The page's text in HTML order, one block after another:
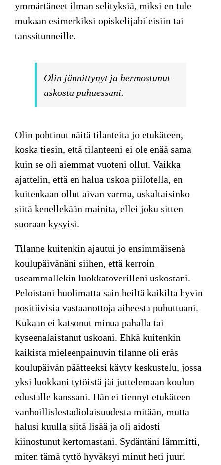
ymmärtäneet ilman selityksiä, miksi en tule
mukaan esimerkiksi opiskelijabileisiin tai
tanssitunneille.
Olin jännittynyt ja hermostunut
uskosta puhuessani.
Olin pohtinut näitä tilanteita jo etukäteen,
koska tiesin, että tilanteeni ei ole enää sama
kuin se oli aiemmat vuoteni ollut. Vaikka
ajattelin, että en halua uskoa piilotella, en
kuitenkaan ollut aivan varma, uskaltaisinko
siitä kenellekään mainita, ellei joku sitten
suoraan kysyisi.
Tilanne kuitenkin ajautui jo ensimmäisenä
koulupäivänäni siihen, että kerroin
useammallekin luokkatoverilleni uskostani.
Peloistani huolimatta sain heiltä kaikilta hyvin
positiivisia vastaanottoja aiheesta puhuttuani.
Kukaan ei katsonut minua pahalla tai
kyseenalaistanut uskoani. Ehkä kuitenkin
kaikista mieleenpainuvin tilanne oli eräs
koulupäivän päätteeksi käyty keskustelu, jossa
yksi luokkani tytöistä jäi juttelemaan koulun
edustalle kanssani. Hän ei tiennyt etukäteen
vanhoillislestadiolaisuudesta mitään, mutta
halusi kuulla siitä lisää ja oli aidosti
kiinostunut kertomastani. Sydäntäni lämmitti,
miten tämä tyttö hyväksyi minut heti juuri